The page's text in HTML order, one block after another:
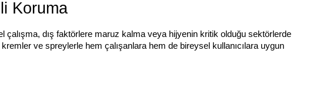
Koruma
çalışma, dış faktörlere maruz kalma veya hijyenin kritik olduğu sektörlerde
ve spreylerle hem çalışanlara hem de bireysel kullanıcılara uygun